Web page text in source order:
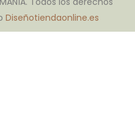
Diseñotiendaonline.es